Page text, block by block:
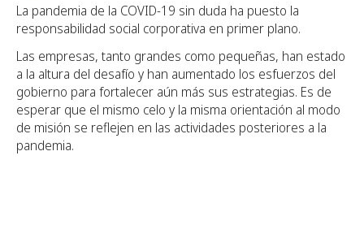
La pandemia de la COVID-19 sin duda ha puesto la
responsabilidad social corporativa en primer plano.
Las empresas, tanto grandes como pequeñas, han estado
a la altura del desafío y han aumentado los esfuerzos del
gobierno para fortalecer aún más sus estrategias. Es de
esperar que el mismo celo y la misma orientación al modo
de misión se reflejen en las actividades posteriores a la
pandemia.